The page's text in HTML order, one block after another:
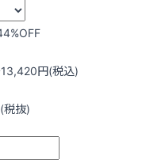
%OFF
円(税込)
税抜)